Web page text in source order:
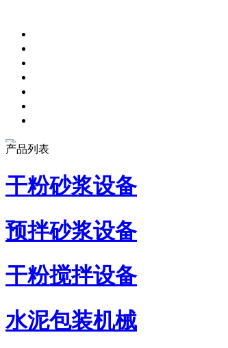
产品列表
干粉砂浆设备
预拌砂浆设备
干粉搅拌设备
水泥包装机械